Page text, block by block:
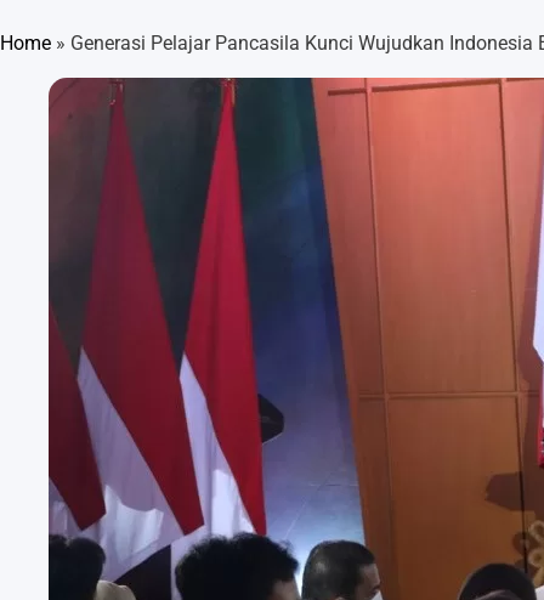
Home » Generasi Pelajar Pancasila Kunci Wujudkan Indonesia